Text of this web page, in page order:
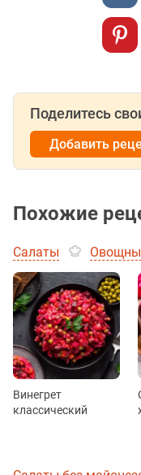
Поделитесь
Добавить
Похожие
Салаты
Винегрет
классический